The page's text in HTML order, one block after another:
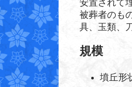
安置されて
被葬者のも
具、玉類、
規模
墳丘形